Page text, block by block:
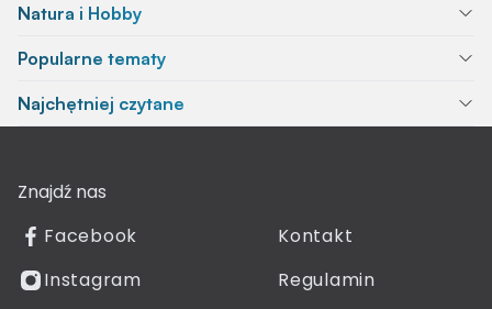
Natura i Hobby
Popularne tematy
Najchętniej czytane
Znajdź nas
Facebook
Instagram
Kontakt
Regulamin